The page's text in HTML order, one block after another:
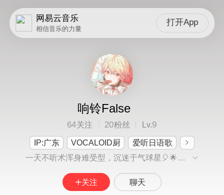
网易云音乐
相信音乐的力量
打开App
响铃False
64关注 20粉丝 Lv.9
IP:广东 VOCALOID厨
爱听日语歌
一天不听术浑身难受型，沉迷于气球星🎈🌟的艺术当中已不知天地为何物。
关注 聊天